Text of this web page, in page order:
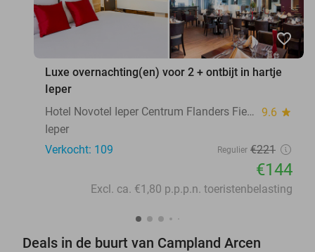
favorite_border
Luxe overnachting(en) voor 2 + ontbijt in hartje
Ieper
Hotel Novotel Ieper Centrum Flanders Fields 9.6 star
Ieper
Verkocht: 109
Regulier €221
€144
Excl. ca. €1,80 p.p.p.n. toeristenbelasting
Deals in de buurt van Campland Arcen